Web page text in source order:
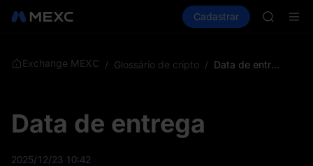
Mercados Spot Futuros
Cadastrar
HFT
Exchange MEXC / Glossário de cripto / Data de entrega
Data de entrega
2025/12/23 10:42